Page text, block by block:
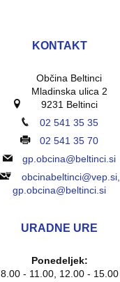
KONTAKT
Občina Beltinci
Mladinska ulica 2
9231 Beltinci
02 541 35 35
02 541 35 70
gp.obcina@beltinci.si
obcinabeltinci@vep.si,
gp.obcina@beltinci.si
URADNE URE
Ponedeljek:
8.00 - 11.00, 12.00 - 15.00